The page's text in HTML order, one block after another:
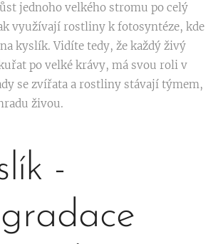
jednoho velkého stromu po celý
využívají rostliny k fotosyntéze, kde
kyslík. Vidíte tedy, že každý živý
po velké krávy, má svou roli v
se zvířata a rostliny stávají týmem,
živou.
-